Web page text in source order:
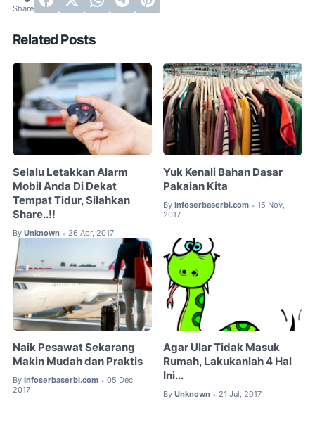
Related Posts
Selalu Letakkan Alarm
Mobil Anda Di Dekat
Tempat Tidur, Silahkan
Share..!!
By Unknown • 26 Apr, 2017
Yuk Kenali Bahan Dasar
Pakaian Kita
By Infoserbaserbi.com • 15 Nov,
2017
Naik Pesawat Sekarang
Makin Mudah dan Praktis
By Infoserbaserbi.com • 05 Dec,
2017
Agar Ular Tidak Masuk
Rumah, Lakukanlah 4 Hal
Ini...
By Unknown • 21 Jul, 2017